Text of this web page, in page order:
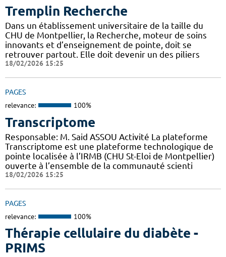
Tremplin Recherche
Dans un établissement universitaire de la taille du
CHU de Montpellier, la Recherche, moteur de soins
innovants et d’enseignement de pointe, doit se
retrouver partout. Elle doit devenir un des piliers
18/02/2026 15:25
PAGES
relevance: 100%
Transcriptome
Responsable: M. Said ASSOU Activité La plateforme
Transcriptome est une plateforme technologique de
pointe localisée à l’IRMB (CHU St-Eloi de Montpellier)
ouverte à l’ensemble de la communauté scienti
18/02/2026 15:25
PAGES
relevance: 100%
Thérapie cellulaire du diabète -
PRIMS